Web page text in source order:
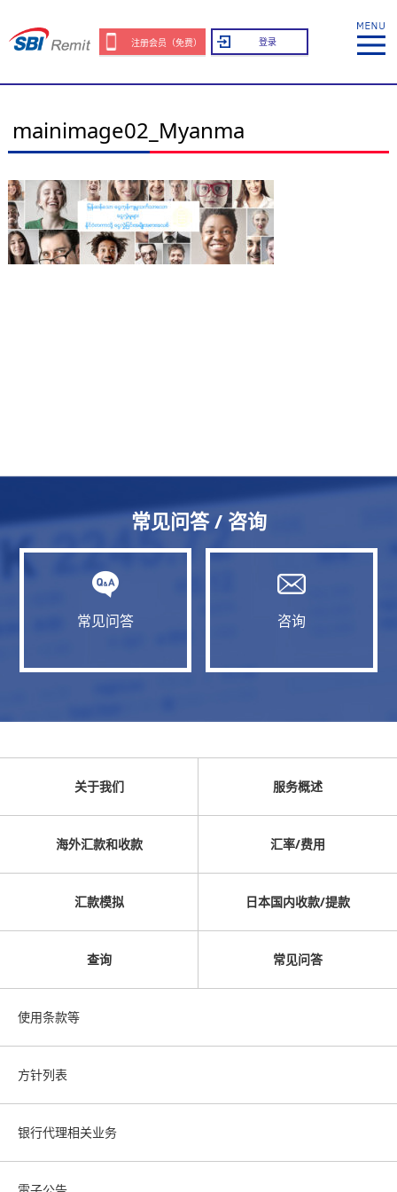
注册会员（免费） 登录
mainimage02_Myanma
常见问答 / 咨询
常见问答 咨询
关于我们 服务概述
海外汇款和收款 汇率/费用
汇款模拟 日本国内收款/提款
查询 常见问答
使用条款等
方针列表
银行代理相关业务